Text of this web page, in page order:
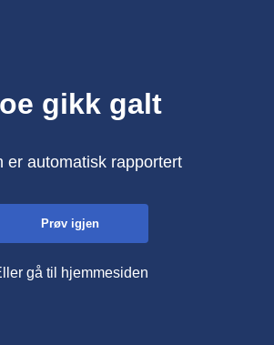
gikk galt
er automatisk rapportert
Prøv igjen
gå til hjemmesiden